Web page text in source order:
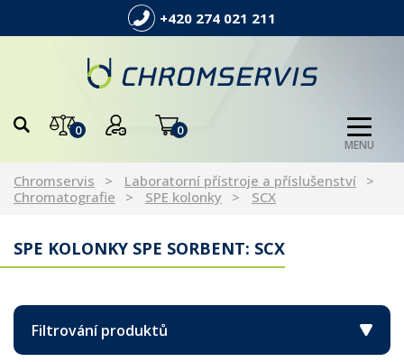
+420 274 021 211
0 0
MENU
Chromservis
Laboratorní přístroje a příslušenství
Chromatografie
SPE kolonky SCX
SPE KOLONKY SPE SORBENT: SCX
Filtrování produktů